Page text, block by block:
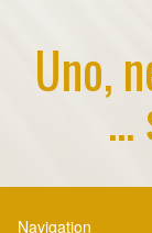
Uno,